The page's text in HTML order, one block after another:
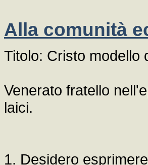
Alla comunità
Titolo: Cristo modello
Venerato fratello
laici.
1. Desidero